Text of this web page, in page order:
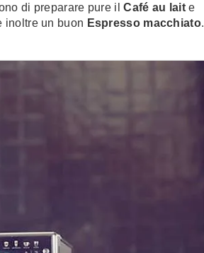
di preparare pure ilCafé au laite
inoltre un buon Espresso macchiato.